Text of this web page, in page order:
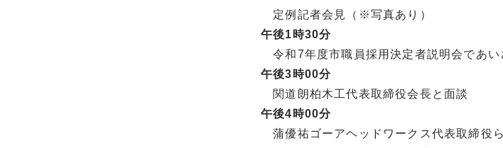
定例記者会見（※写真あり）
午後1時30分
令和7年度市職員採用決定者説明会であい
午後3時00分
関道朗柏木工代表取締役会長と面談
午後4時00分
蒲優祐ゴーアヘッドワークス代表取締役